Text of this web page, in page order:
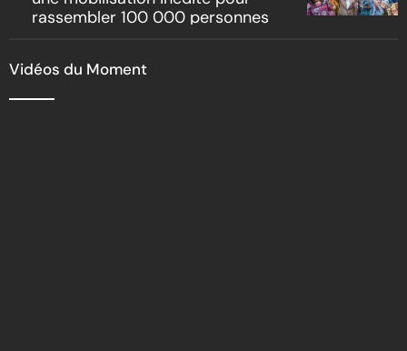
rassembler 100 000 personnes
Vidéos du Moment